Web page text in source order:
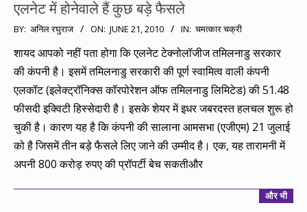
एलनेट में होनेवाले हैं कुछ बड़े फैसले
2010-
21
BY: अनिल रघुराज ON: JUNE 21, 2010 IN: चमत्कार चक्री
शायद आपको नहीं पता होगा कि एलनेट टेक्नोलॉजीज तमिलनाडु सरकार
की कंपनी है। इसमें तमिलनाडु सरकारी की पूर्ण स्वामित्व वाली कंपनी
एलकॉट (इलेक्ट्रॉनिक्स कॉरपोरेशन ऑफ तमिलनाडु लिमिटेड) की 51.48
फीसदी इक्विटी हिस्सेदारी है। इसके शेयर में इधर जबरदस्त हलचल शुरू हो
चुकी है। कारण यह है कि कंपनी की सालाना आमसभा (एजीएम) 21 जुलाई
को है जिसमें तीन बड़े फैसले लिए जाने की उम्मीद है। एक, यह तारामनी में
अपनी 800 करोड़ रुपए की प्रॉपर्टी बेच सकतीऔर
और भी